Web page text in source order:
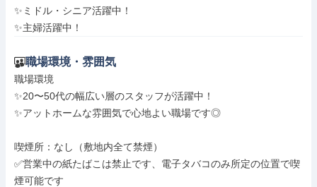
✨ミドル・シニア活躍中！
✨主婦活躍中！
職場環境・雰囲気
職場環境
✨20〜50代の幅広い層のスタッフが活躍中！
✨アットホームな雰囲気で心地よい職場です◎
喫煙所：なし（敷地内全て禁煙）
✅営業中の紙たばこは禁止です、電子タバコのみ所定の位置で喫
煙可能です